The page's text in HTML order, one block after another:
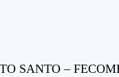
SANTO –